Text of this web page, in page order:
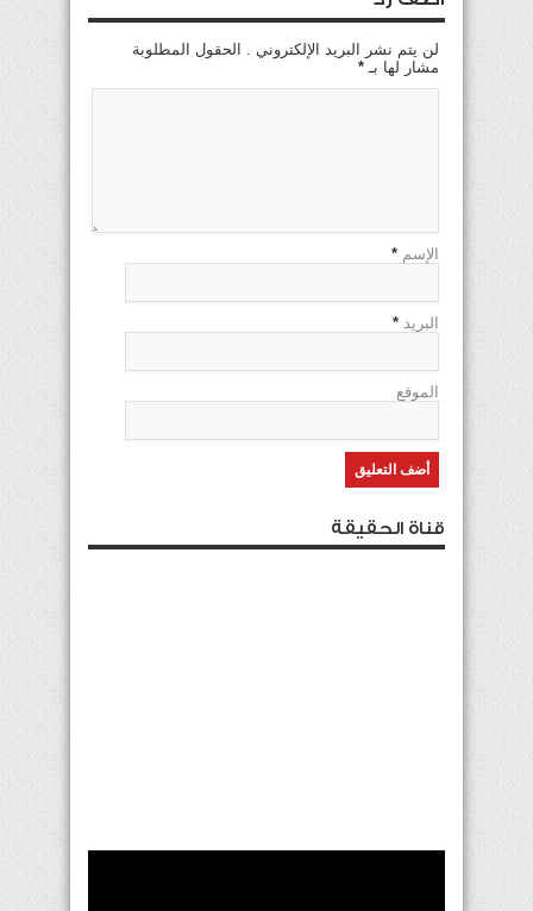
لن يتم نشر البريد الإلكتروني . الحقول المطلوبة
مشار لها بـ *
الإسم *
البريد *
الموقع
قناة الحقيقة